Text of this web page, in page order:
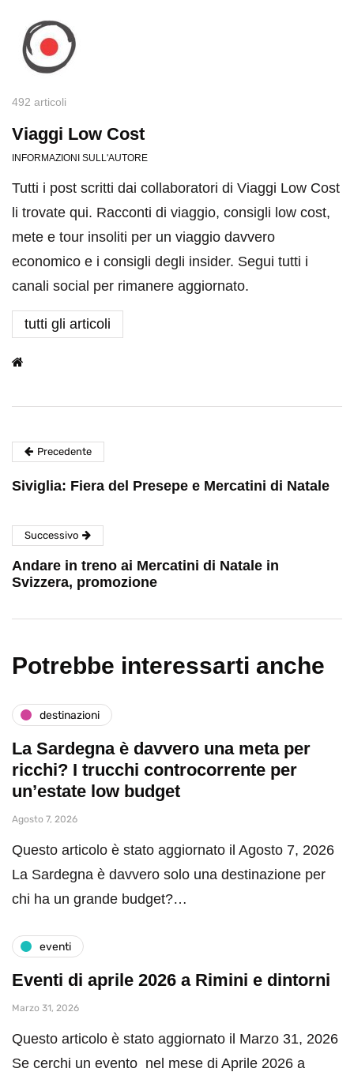
492 articoli
Viaggi Low Cost
INFORMAZIONI SULL'AUTORE
Tutti i post scritti dai collaboratori di Viaggi Low Cost
li trovate qui. Racconti di viaggio, consigli low cost,
mete e tour insoliti per un viaggio davvero
economico e i consigli degli insider. Segui tutti i
canali social per rimanere aggiornato.
tutti gli articoli
Precedente
Siviglia: Fiera del Presepe e Mercatini di Natale
Successivo
Andare in treno ai Mercatini di Natale in
Svizzera, promozione
Potrebbe interessarti anche
destinazioni
La Sardegna è davvero una meta per
ricchi? I trucchi controcorrente per
un’estate low budget
Agosto 7, 2026
Questo articolo è stato aggiornato il Agosto 7, 2026
La Sardegna è davvero solo una destinazione per
chi ha un grande budget?…
eventi
Eventi di aprile 2026 a Rimini e dintorni
Marzo 31, 2026
Questo articolo è stato aggiornato il Marzo 31, 2026
Se cerchi un evento nel mese di Aprile 2026 a